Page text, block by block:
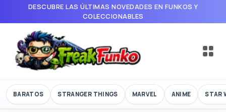
DESCUBRE LAS ÚLTIMAS NOVEDADES EN FUNKOS Y
COLECCIONABLES
BARATOS STRANGER THINGS MARVEL ANIME STAR